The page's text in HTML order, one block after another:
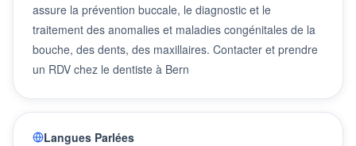
assure la prévention buccale, le diagnostic et le
traitement des anomalies et maladies congénitales de la
bouche, des dents, des maxillaires. Contacter et prendre
un RDV chez le dentiste à Bern
Langues Parlées